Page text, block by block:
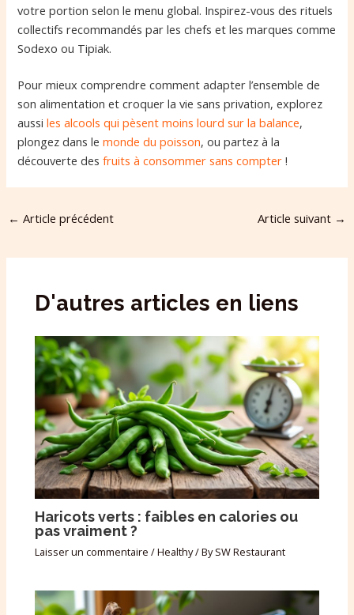
votre portion selon le menu global. Inspirez-vous des rituels
collectifs recommandés par les chefs et les marques comme
Sodexo ou Tipiak.
Pour mieux comprendre comment adapter l’ensemble de
son alimentation et croquer la vie sans privation, explorez
aussiles alcools qui pèsent moins lourd sur la balance,
plongez dans lemonde du poisson, ou partez à la
découverte desfruits à consommer sans compter !
← Article précédent Article suivant →
D'autres articles en liens
Haricots verts : faibles en calories ou
pas vraiment ?
Laisser un commentaire /Healthy/ BySW Restaurant